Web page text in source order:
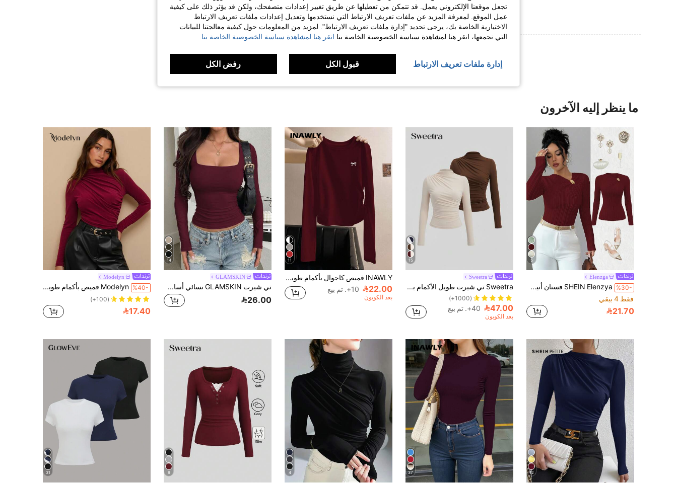
مفيد (13)
ما ينظر إليه الآخرون
5
Elenzga
%30-
SHEIN Elenzya فستان أنيق عالي الجودة بتصميم جذاب وخصر مربوط، بقصة رقبة على شكل حرف V غير متماثلة، من قماش جاكار ذو ملمس نسيجي، باللون الأصفر الفاتح، مناسب للعودة إلى المدرسة والحفلات والحفلات الخاصة
فقط 4 بيقي
21.70
15
Sweetra
Sweetra تي شيرت طويل الأكمام بياقة مستديرة مزين بالكشكشة بلون أحادي أنيق من طراز Y2K للنساء
(1000+)
47.00 40+. تم بيع
بعد الكوبون
11
INAWLY قميص كاجوال بأكمام طويلة وطباعة فيونكة وياقة دائرية للنساء
22.00 10+. تم بيع
بعد الكوبون
14
GLAMSKIN
تي شيرت GLAMSKIN نسائي أساسي Y2K صيفي/خريفي برقبة مربعة وأكمام طويلة بقصة ضيقة، توب قصير بلون موحد مثير، مناسب للملابس الكاجوال والعودة إلى المدرسة
26.00
Modelyn
%40- Modelyn قميص بأكمام طويلة بتصميم طيات باللون الأحمر البرغندي ذو قصة ضيقة للنساء
(100+)
17.40
12
37
4
9
31
تجعل موقعنا الإلكتروني يعمل. قد تتمكن من تعطيلها عن طريق تغيير إعدادات متصفحك، ولكن قد يؤثر ذلك على كيفية
عمل الموقع. لمعرفة المزيد عن ملفات تعريف الارتباط التي نستخدمها وتعديل إعدادات ملفات تعريف الارتباط
الاختيارية الخاصة بك، يرجى تحديد "إدارة ملفات تعريف الارتباط". لمزيد من المعلومات حول كيفية معالجتنا للبيانات
التي نجمعها، انقر هنا لمشاهدة سياسة الخصوصية الخاصة بنا. انقر هنا لمشاهدة سياسة الخصوصية الخاصة بنا.
إدارة ملفات تعريف الارتباط قبول الكل رفض الكل